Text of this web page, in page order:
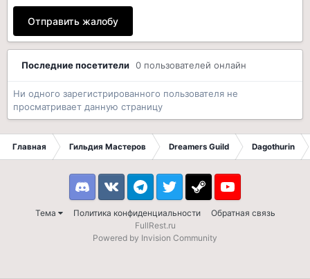
Отправить жалобу
Последние посетители 0 пользователей онлайн
Ни одного зарегистрированного пользователя не
просматривает данную страницу
Главная Гильдия Мастеров Dreamers Guild Dagothurin
Тема Политика конфиденциальности Обратная связь
DiscordVK TelegramTwitter Steam Youtube
FullRest.ru
Powered by Invision Community